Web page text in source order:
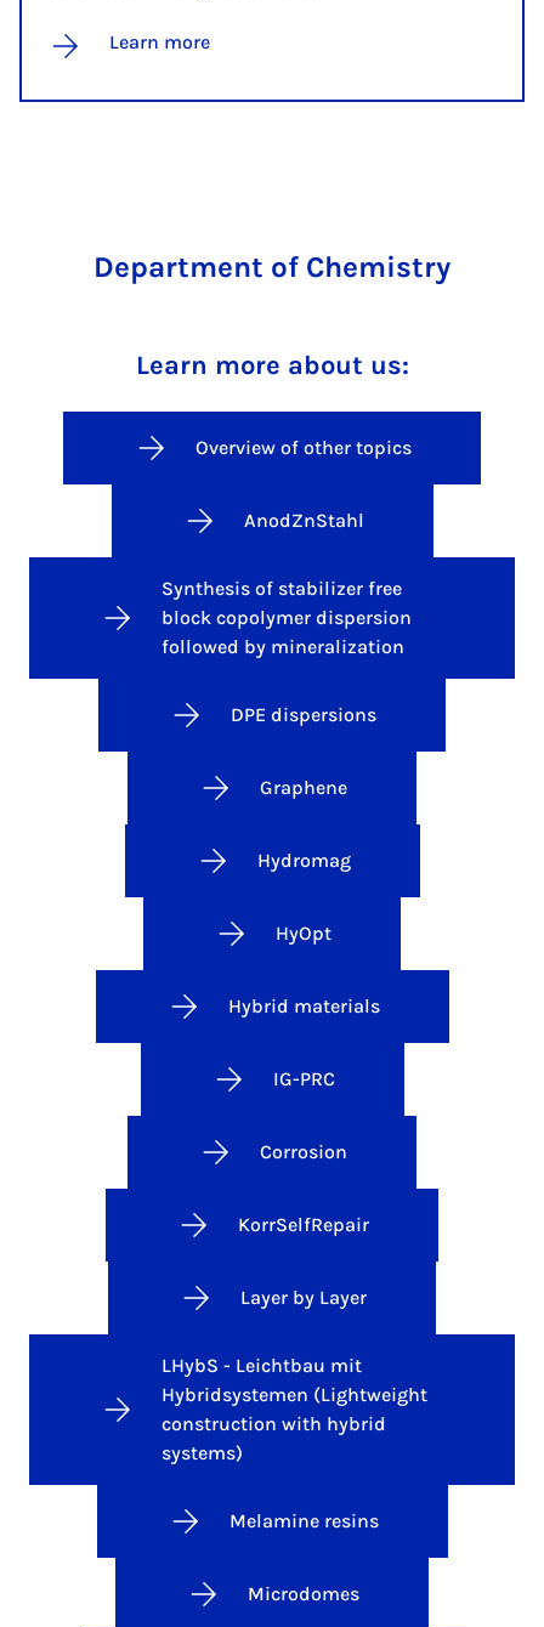
Learn more
Department of Chemistry
Learn more about us:
Overview of other topics
AnodZnStahl
Synthesis of stabilizer free
block copolymer dispersion
followed by mineralization
DPE dispersions
Graphene
Hydromag
HyOpt
Hybrid materials
IG-PRC
Corrosion
KorrSelfRepair
Layer by Layer
LHybS - Leichtbau mit
Hybridsystemen (Lightweight
construction with hybrid
systems)
Melamine resins
Microdomes